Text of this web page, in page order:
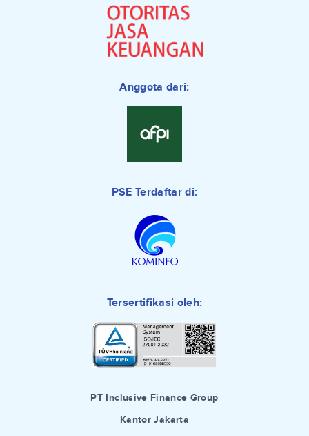
Anggota dari:
PSE Terdaftar di:
Tersertifikasi oleh:
PT Inclusive Finance Group
Kantor Jakarta